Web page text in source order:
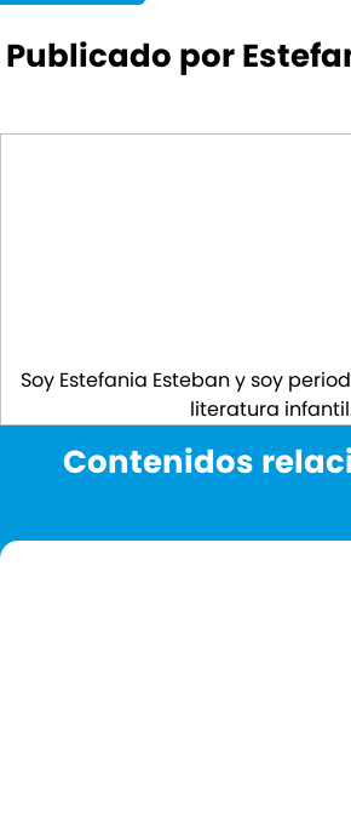
Publicado por
Soy Estefania Esteban y soy
literatura
Contenidos